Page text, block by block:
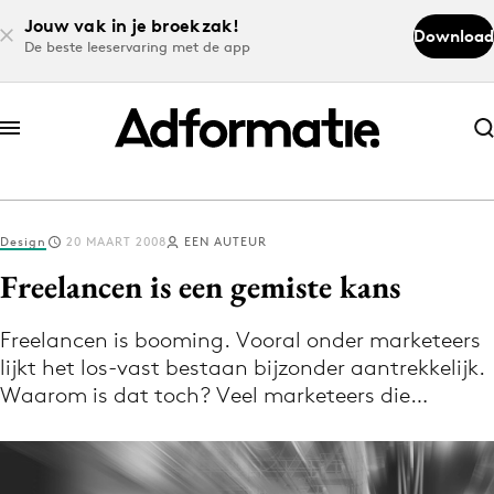
Jouw vak in je broekzak!
De beste leeservaring met de app
Download
Abonneer nu
Abonneer nu
Log in
Download de app
Volg het laatste nieuws via de Adformatie
Nieuws app
Design 20 MAART 2008 EEN AUTEUR
Freelancen is een gemiste kans
Freelancen is booming. Vooral onder marketeers
lijkt het los-vast bestaan bijzonder aantrekkelijk.
Waarom is dat toch? Veel marketeers die…